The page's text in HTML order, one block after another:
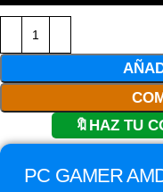
🔖HAZ TU
PC GAMER